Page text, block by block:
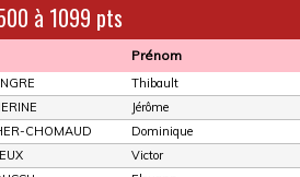
à 1099 pts
Prénom
Thibault
Jérôme
CHOMAUD Dominique
Victor